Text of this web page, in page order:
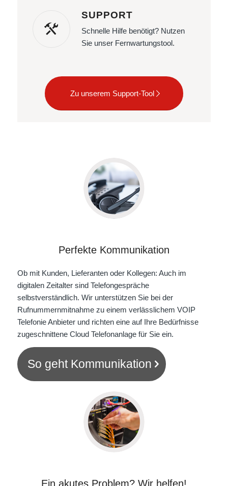
SUPPORT
Schnelle Hilfe benötigt? Nutzen
Sie unser Fernwartungstool.
Zu unserem Support-Tool
Perfekte Kommunikation
Ob mit Kunden, Lieferanten oder Kollegen: Auch im
digitalen Zeitalter sind Telefongespräche
selbstverständlich. Wir unterstützen Sie bei der
Rufnummernmitnahme zu einem verlässlichem VOIP
Telefonie Anbieter und richten eine auf Ihre Bedürfnisse
zugeschnittene Cloud Telefonanlage für Sie ein.
So geht Kommunikation
Ein akutes Problem? Wir helfen!